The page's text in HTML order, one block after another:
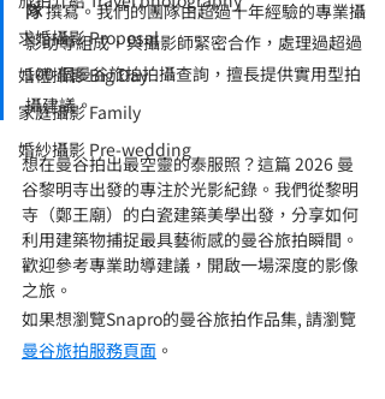
求婚攝影 Proposal
婚禮攝影 Big Day
家庭攝影 Family
婚紗攝影 Pre-wedding
隊 撰寫。我們的團隊由超過十年經驗的專業攝
影助導組成，與攝影師緊密合作，處理過超過
100 個曼谷旅拍拍攝查詢，擅長提供實用型拍
攝建議。
想在曼谷拍出最空靈的泰服照？這篇 2026 曼
谷黎明寺出發的專注於光影紀錄。我們從黎明
寺（鄭王廟）的白瓷建築美學出發，分享如何
利用建築物捕捉最具藝術感的曼谷旅拍瞬間。
歡迎參考專業助導建議，開啟一場深度的影像
之旅。
如果想瀏覽Snapro的曼谷旅拍作品集, 請瀏覽
曼谷旅拍服務頁面 。